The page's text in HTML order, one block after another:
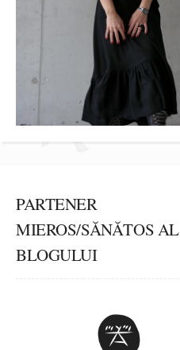
PARTENER
MIEROS/SĂNĂTOS AL
BLOGULUI